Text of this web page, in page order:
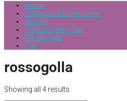
Home
Product Label Generator
Delivery
Outlet Location list
My account
Cart
rossogolla
Showing all 4 results